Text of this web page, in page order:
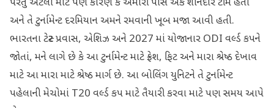
પરંતુ એટલા માટે પણ કારણ કે અમારી પાસે એક શાનદાર ટીમ હતી
અને તે ટુર્નામેન્ટ દરમિયાન અમને રમવાની ખૂબ મજા આવી હતી.
ભારતના ટેસ્ટ પ્રવાસ, એશિઝ અને 2027 માં યોજાનાર ODI વર્લ્ડ કપને
જોતાં, મને લાગે છે કે આ ટુર્નામેન્ટ માટે ફ્રેશ, ફિટ અને મારા શ્રેષ્ઠ દેખાવ
માટે આ મારા માટે શ્રેષ્ઠ માર્ગ છે. આ બોલિંગ યુનિટને તે ટુર્નામેન્ટ
પહેલાની મેચોમાં T20 વર્લ્ડ કપ માટે તૈયારી કરવા માટે પણ સમય આપે